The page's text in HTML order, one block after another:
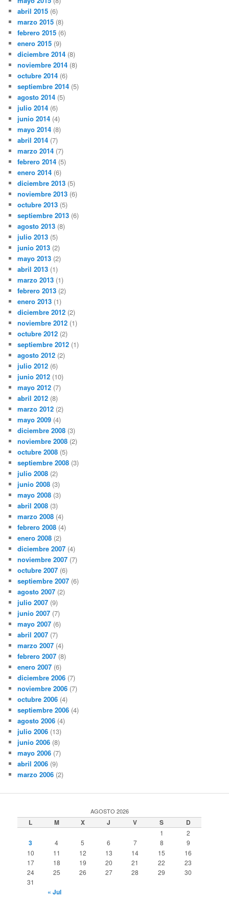
abril 2015 (6)
marzo 2015 (8)
febrero 2015 (6)
enero 2015 (9)
diciembre 2014 (8)
noviembre 2014 (8)
octubre 2014 (6)
septiembre 2014 (5)
agosto 2014 (5)
julio 2014 (6)
junio 2014 (4)
mayo 2014 (8)
abril 2014 (7)
marzo 2014 (7)
febrero 2014 (5)
enero 2014 (6)
diciembre 2013 (5)
noviembre 2013 (6)
octubre 2013 (5)
septiembre 2013 (6)
agosto 2013 (8)
julio 2013 (5)
junio 2013 (2)
mayo 2013 (2)
abril 2013 (1)
marzo 2013 (1)
febrero 2013 (2)
enero 2013 (1)
diciembre 2012 (2)
noviembre 2012 (1)
octubre 2012 (2)
septiembre 2012 (1)
agosto 2012 (2)
julio 2012 (6)
junio 2012 (10)
mayo 2012 (7)
abril 2012 (8)
marzo 2012 (2)
mayo 2009 (4)
diciembre 2008 (3)
noviembre 2008 (2)
octubre 2008 (5)
septiembre 2008 (3)
julio 2008 (2)
junio 2008 (3)
mayo 2008 (3)
abril 2008 (3)
marzo 2008 (4)
febrero 2008 (4)
enero 2008 (2)
diciembre 2007 (4)
noviembre 2007 (7)
octubre 2007 (6)
septiembre 2007 (6)
agosto 2007 (2)
julio 2007 (9)
junio 2007 (7)
mayo 2007 (6)
abril 2007 (7)
marzo 2007 (4)
febrero 2007 (8)
enero 2007 (6)
diciembre 2006 (7)
noviembre 2006 (7)
octubre 2006 (4)
septiembre 2006 (4)
agosto 2006 (4)
julio 2006 (13)
junio 2006 (8)
mayo 2006 (7)
abril 2006 (9)
marzo 2006 (2)
AGOSTO 2026
L M X J V S D
1 2
3 4 5 6 7 8
9
10
11 12 13 14 15
16
17
18 19 20 21 22
23
24
25 26 27 28 29
30
31
« Jul